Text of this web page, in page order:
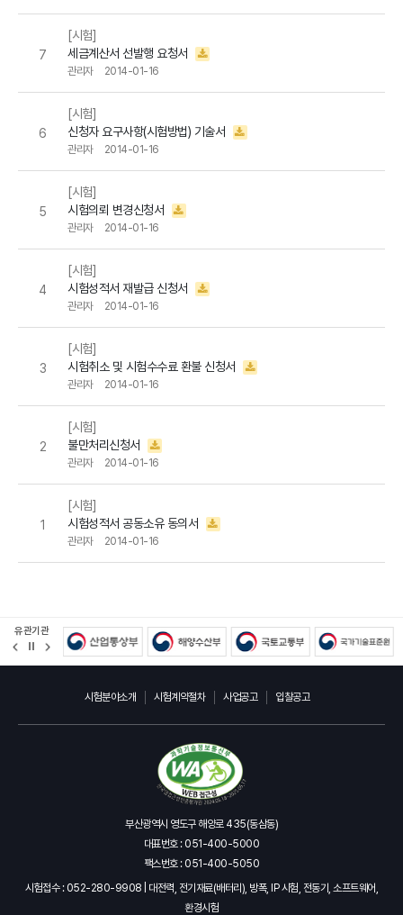
7
[시험]
세금계산서 선발행 요청서
관리자 2014-01-16
6
[시험]
신청자 요구사항(시험방법) 기술서
관리자 2014-01-16
5
[시험]
시험의뢰 변경신청서
관리자 2014-01-16
4
[시험]
시험성적서 재발급 신청서
관리자 2014-01-16
3
[시험]
시험취소 및 시험수수료 환불 신청서
관리자 2014-01-16
2
[시험]
불만처리신청서
관리자 2014-01-16
1
[시험]
시험성적서 공동소유 동의서
관리자 2014-01-16
유관기관
정
지
시험분야소개 시험계약절차 사업공고 입찰공고
부산광역시 영도구 해양로 435(동삼동)
대표번호 : 051-400-5000
팩스번호 : 051-400-5050
시험접수 : 052-280-9908 | 대전력, 전기재료(배터리), 방폭, IP 시험, 전동기, 소프트웨어,
환경시험